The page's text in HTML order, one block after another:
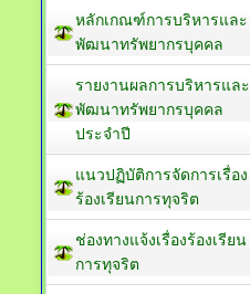
หลักเกณฑ์การบริหารและ
พัฒนาทรัพยากรบุคคล
รายงานผลการบริหารและ
พัฒนาทรัพยากรบุคคล
ประจำปี
แนวปฏิบัติการจัดการเรื่อง
ร้องเรียนการทุจริต
ช่องทางแจ้งเรื่องร้องเรียน
การทุจริต